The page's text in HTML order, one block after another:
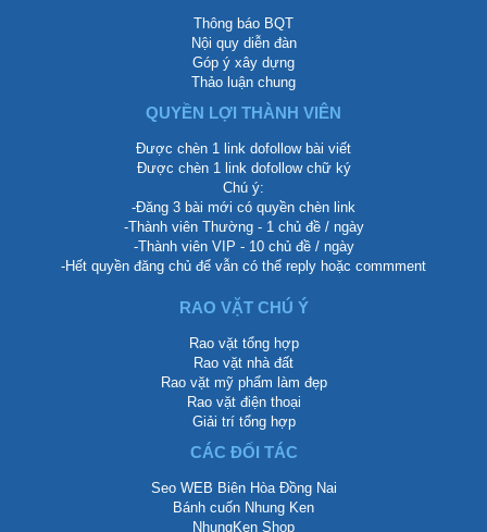
Thông báo BQT
Nội quy diễn đàn
Góp ý xây dựng
Thảo luận chung
QUYỀN LỢI THÀNH VIÊN
Được chèn 1 link dofollow bài viết
Được chèn 1 link dofollow chữ ký
Chú ý:
-Đăng 3 bài mới có quyền chèn link
-Thành viên Thường - 1 chủ đề / ngày
-Thành viên VIP - 10 chủ đề / ngày
-Hết quyền đăng chủ để vẫn có thể reply hoặc commment
RAO VẶT CHÚ Ý
Rao vặt tổng hợp
Rao vặt nhà đất
Rao vặt mỹ phẩm làm đẹp
Rao vặt điện thoại
Giải trí tổng hợp
CÁC ĐỐI TÁC
Seo WEB Biên Hòa Đồng Nai
Bánh cuốn Nhung Ken
NhungKen Shop